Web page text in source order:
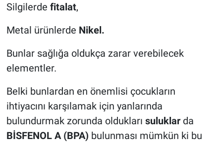
Silgilerde fitalat,
Metal ürünlerde Nikel.
Bunlar sağlığa oldukça zarar verebilecek
elementler.
Belki bunlardan en önemlisi çocukların
ihtiyacını karşılamak için yanlarında
bulundurmak zorunda oldukları suluklar da
BİSFENOL A (BPA) bulunması mümkün ki bu